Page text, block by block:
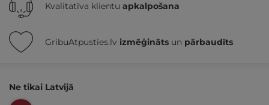
Kvalitatīva klientu apkalpošana
GribuAtpusties.lv izmēģināts un pārbaudīts
Ne tikai Latvijā